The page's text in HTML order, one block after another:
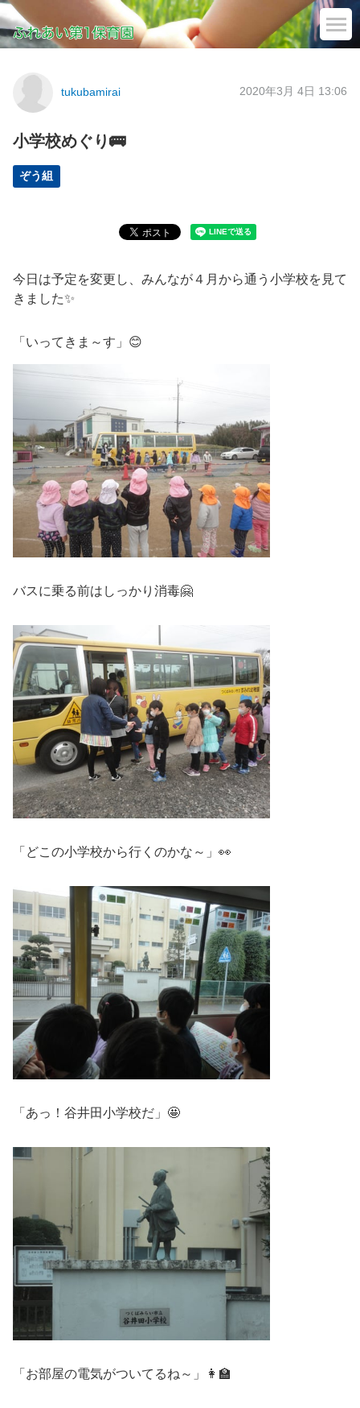
tukubamirai 2020年3月 4日 13:06
小学校めぐり🚌
ぞう組
今日は予定を変更し、みんなが４月から通う小学校を見て
きました✨
「いってきま～す」😊
バスに乗る前はしっかり消毒🤗
「どこの小学校から行くのかな～」👀
「あっ！谷井田小学校だ」🤩
「お部屋の電気がついてるね～」👩‍🏫